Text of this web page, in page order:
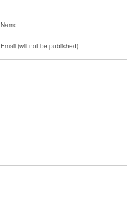
Name
Email (will not be published)